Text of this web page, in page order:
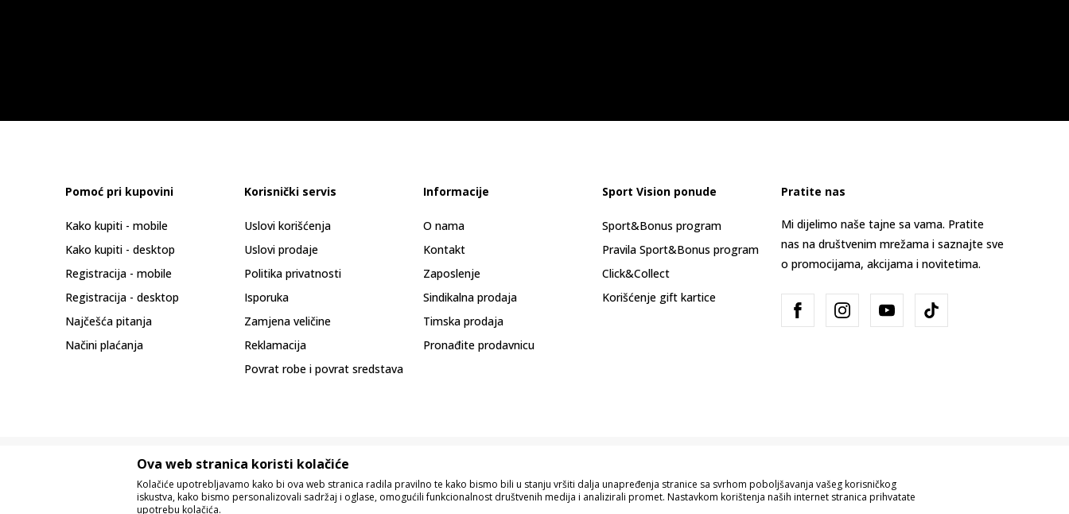
Pomoć pri kupovini
Kako kupiti - mobile
Kako kupiti - desktop
Registracija - mobile
Registracija - desktop
Najčešća pitanja
Načini plaćanja
Korisnički servis
Uslovi korišćenja
Uslovi prodaje
Politika privatnosti
Isporuka
Zamjena veličine
Reklamacija
Povrat robe i povrat sredstava
Informacije
O nama
Kontakt
Zaposlenje
Sindikalna prodaja
Timska prodaja
Pronađite prodavnicu
Sport Vision ponude
Sport&Bonus program
Pravila Sport&Bonus program
Click&Collect
Korišćenje gift kartice
Pratite nas
Mi dijelimo naše tajne sa vama. Pratite
nas na društvenim mrežama i saznajte sve
o promocijama, akcijama i novitetima.
Ova web stranica koristi kolačiće
Kolačiće upotrebljavamo kako bi ova web stranica radila pravilno te kako bismo bili u stanju vršiti dalja unapređenja stranice sa svrhom poboljšavanja vašeg korisničkog
iskustva, kako bismo personalizovali sadržaj i oglase, omogućili funkcionalnost društvenih medija i analizirali promet. Nastavkom korištenja naših internet stranica prihvatate
upotrebu kolačića.